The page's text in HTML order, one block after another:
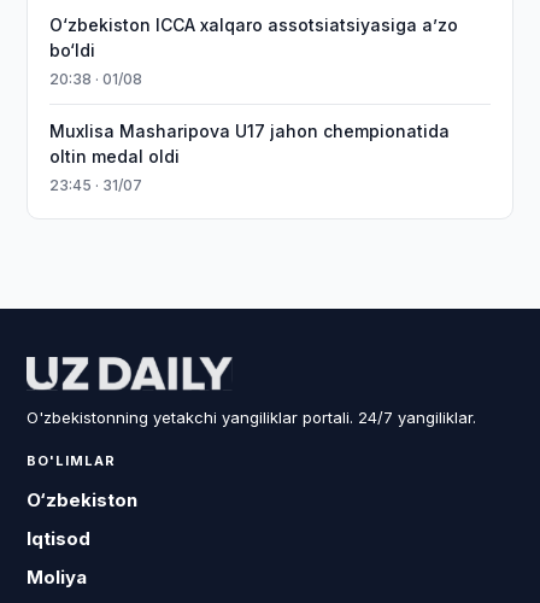
O‘zbekiston ICCA xalqaro assotsiatsiyasiga aʼzo
bo‘ldi
20:38 · 01/08
Muxlisa Masharipova U17 jahon chempionatida
oltin medal oldi
23:45 · 31/07
O'zbekistonning yetakchi yangiliklar portali. 24/7 yangiliklar.
BO'LIMLAR
O‘zbekiston
Iqtisod
Moliya